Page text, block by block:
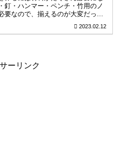
釘・ハンマー・ペンチ・竹用のノ
要なので、揃えるのが大変だった
2023.02.12
ーリンク